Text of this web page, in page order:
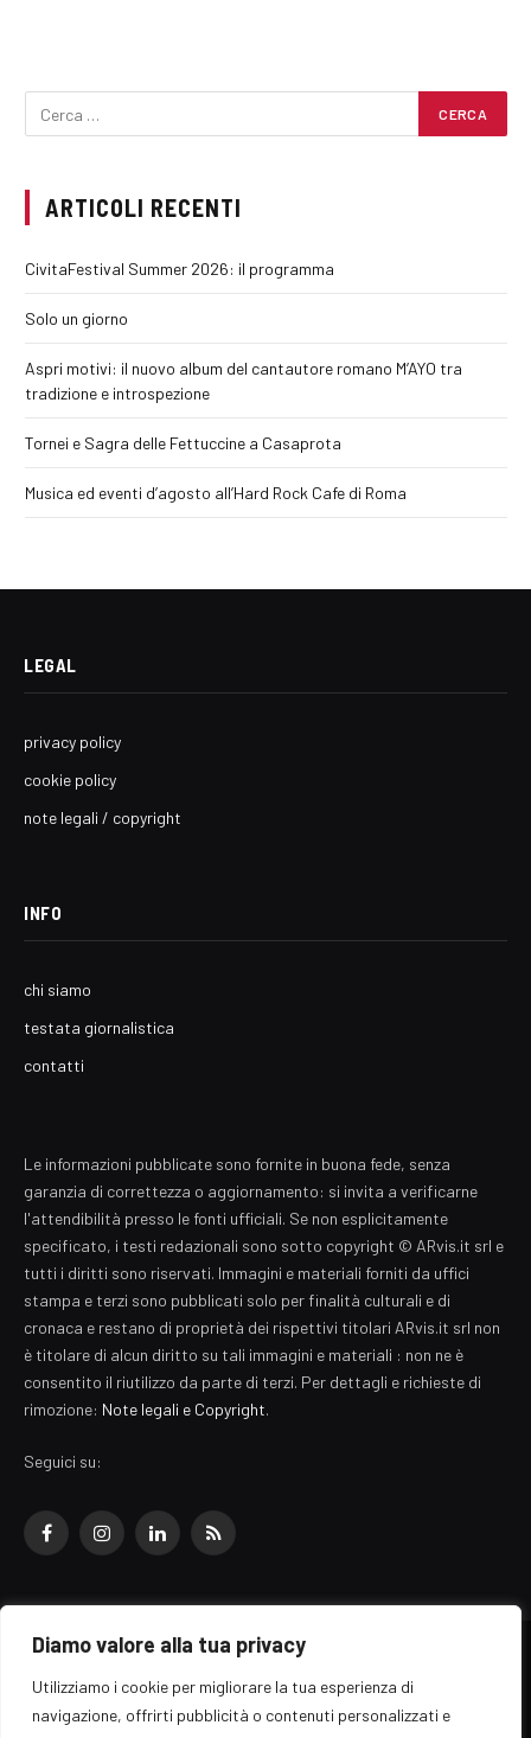
Diamo valore alla tua privacy
Utilizziamo i cookie per migliorare la tua esperienza di
navigazione, offrirti pubblicità o contenuti personalizzati e
ARTICOLI RECENTI
CivitaFestival Summer 2026: il programma
Solo un giorno
Aspri motivi: il nuovo album del cantautore romano M’AYO tra
tradizione e introspezione
Tornei e Sagra delle Fettuccine a Casaprota
Musica ed eventi d’agosto all’Hard Rock Cafe di Roma
LEGAL
privacy policy
cookie policy
note legali / copyright
INFO
chi siamo
testata giornalistica
contatti
Le informazioni pubblicate sono fornite in buona fede, senza
garanzia di correttezza o aggiornamento: si invita a verificarne
l'attendibilità presso le fonti ufficiali. Se non esplicitamente
specificato, i testi redazionali sono sotto copyright © ARvis.it srl e
tutti i diritti sono riservati. Immagini e materiali forniti da uffici
stampa e terzi sono pubblicati solo per finalità culturali e di
cronaca e restano di proprietà dei rispettivi titolari ARvis.it srl non
è titolare di alcun diritto su tali immagini e materiali : non ne è
consentito il riutilizzo da parte di terzi. Per dettagli e richieste di
rimozione: Note legali e Copyright.
Seguici su:
FacebookInstagramLinkedInRSS
© 2026 EZ Rome Designed by ARvis.it
Il portale EZ Rome e' una testata giornalistica di carattere generalista
registrata al tribunale di Roma - Numero 389/2008